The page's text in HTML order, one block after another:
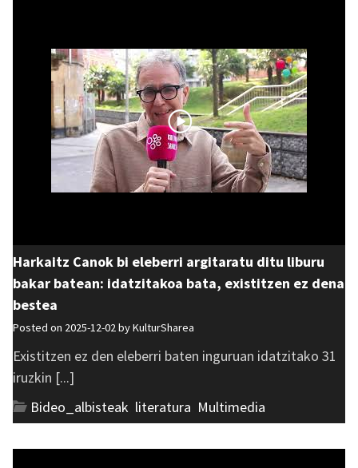
Harkaitz Canok bi eleberri argitaratu ditu liburu
bakar batean: idatzitakoa bata, existitzen ez dena
bestea
Posted on 2025-12-02 byKulturSharea
Existitzen ez den eleberri baten inguruan idatzitako 31
iruzkin [...]
Bideo_albisteak literatura Multimedia